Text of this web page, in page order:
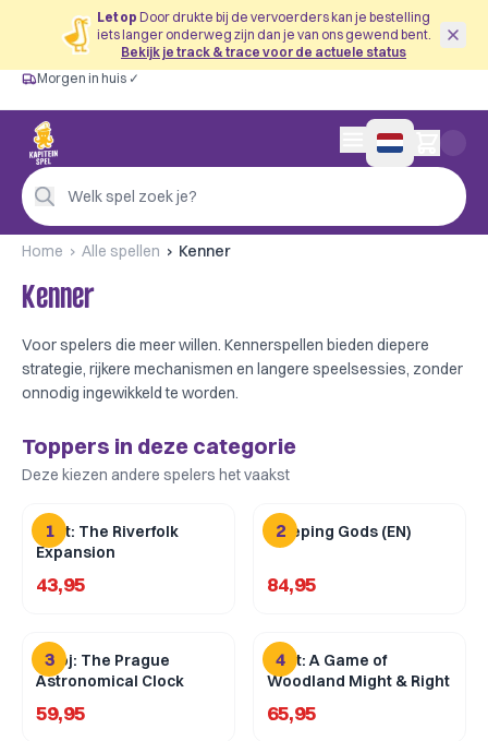
Let op Door drukte bij de vervoerders kan je bestelling
iets langer onderweg zijn dan je van ons gewend bent.
Bekijk je track & trace voor de actuele status
Gratis vanaf €60
Morgen in huis ✓
Persoonlijk advies
4,9/5 —
Morgen in huis ✓
Welk spel zoek je?
0 artikelen in
Home Alle spellen Kenner
Kenner
Voor spelers die meer willen. Kennerspellen bieden diepere
strategie, rijkere mechanismen en langere speelsessies, zonder
onnodig ingewikkeld te worden.
Toppers in deze categorie
Deze kiezen andere spelers het vaakst
1
Root: The Riverfolk
Expansion
43,95
2
Sleeping Gods (EN)
84,95
3
Orloj: The Prague
Astronomical Clock
59,95
4
Root: A Game of
Woodland Might & Right
65,95